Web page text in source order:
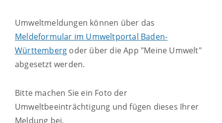
Umweltmeldungen können über das
Meldeformular im Umweltportal Baden-
Württemberg oder über die App "Meine Umwelt"
abgesetzt werden.
Bitte machen Sie ein Foto der
Umweltbeeinträchtigung und fügen dieses Ihrer
Meldung bei.